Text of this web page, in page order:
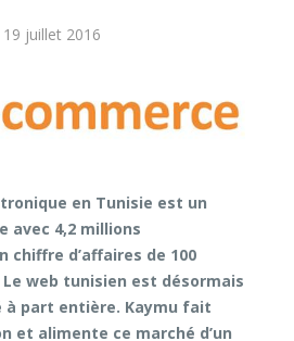
19 juillet 2016
en Tunisie est un
avec 4,2 millions
chiffre d’affaires de 100
web tunisien est désormais
à part entière. Kaymu fait
et alimente ce marché d’un